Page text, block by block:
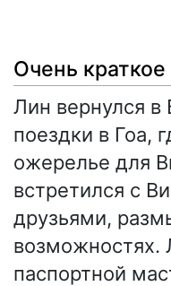
Очень
Лин вернулся
поездки в Гоа,
ожерелье для
встретился с
друзьями,
возможностях.
паспортной